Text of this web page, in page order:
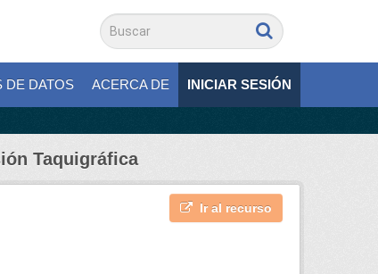
DE DATOS ACERCA DE INICIAR SESIÓN
Taquigráfica
Ir al recurso